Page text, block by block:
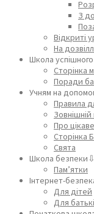
З
Відкриті
На
Школа
Сторінка
Поради
Учням на
Правила
Про
Сторінка
Свята
Школа безпеки⇩
Пам’ятки
Інтернет-
Для дітей
Для